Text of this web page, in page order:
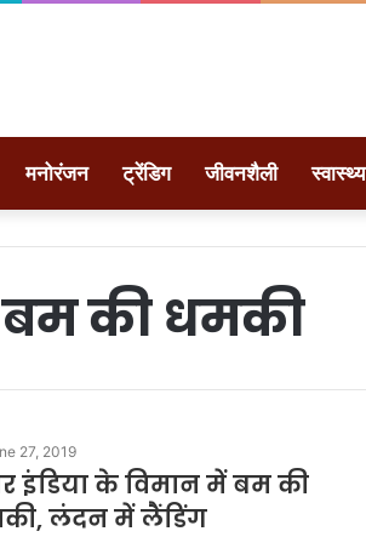
मनोरंजन ट्रेंडिग जीवनशैली स्वास्थ्य
बम की धमकी
27, 2019
इंडिया के विमान में बम की
लंदन में लैंडिंग